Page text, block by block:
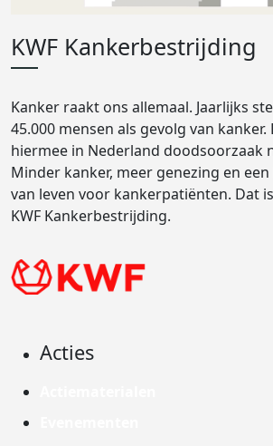
KWF Kankerbestrijding
Kanker raakt ons allemaal. Jaarlijks
45.000 mensen als gevolg van kanker.
hiermee in Nederland doodsoorzaak
Minder kanker, meer genezing en
van leven voor kankerpatiënten. Dat
KWF Kankerbestrijding.
Acties